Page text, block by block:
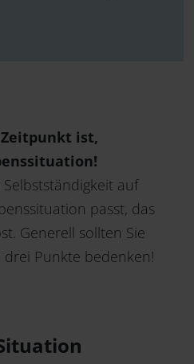
ist,
auf
passt, das
Generell sollten Sie
Punkte bedenken!